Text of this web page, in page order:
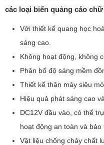
các loại biển quảng cáo
Với thiết kế quang học
sáng cao.
Không hoạt động, không
Phân bố độ sáng mềm
Thiết kế thân máy siêu
Hiệu quả phát sáng cao
DC12V đầu vào, có thể
hoạt động an toàn và bảo
Vật liệu chống cháy chất